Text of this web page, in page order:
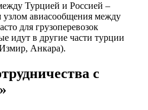
Турцией и Россией –
авиасообщения между
для грузоперевозок
идут в другие части турции
Анкара).
с